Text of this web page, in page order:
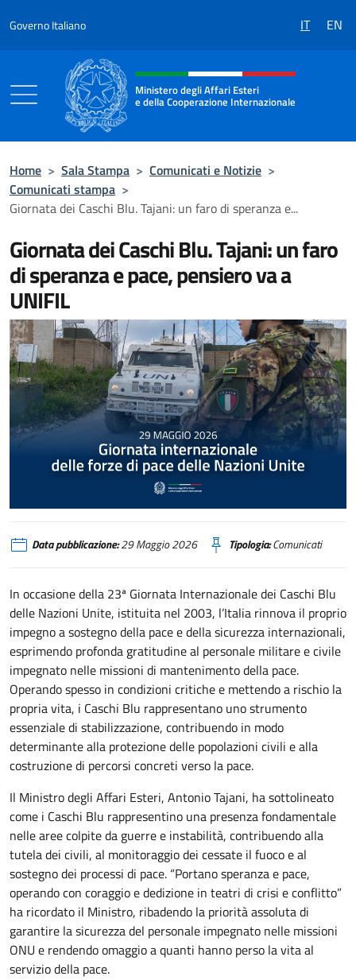
Governo Italiano IT EN
Intestazione sito, social e menù
Ministero degli Affari Esteri
e della Cooperazione Internazionale
Home > Sala Stampa > Comunicati e Notizie >
Comunicati stampa >
Giornata dei Caschi Blu. Tajani: un faro di speranza e...
Giornata dei Caschi Blu. Tajani: un faro
di speranza e pace, pensiero va a
UNIFIL
Giornata dei Caschi Blu
Data pubblicazione:29 Maggio 2026 Tipologia:Comunicati
In occasione della 23ª Giornata Internazionale dei Caschi Blu
delle Nazioni Unite, istituita nel 2003, l’Italia rinnova il proprio
impegno a sostegno della pace e della sicurezza internazionali,
esprimendo profonda gratitudine al personale militare e civile
impegnato nelle missioni di mantenimento della pace.
Operando spesso in condizioni critiche e mettendo a rischio la
propria vita, i Caschi Blu rappresentano uno strumento
essenziale di stabilizzazione, contribuendo in modo
determinante alla protezione delle popolazioni civili e alla
costruzione di percorsi concreti verso la pace.
Il Ministro degli Affari Esteri, Antonio Tajani, ha sottolineato
come i Caschi Blu rappresentino una presenza fondamentale
nelle aree colpite da guerre e instabilità, contribuendo alla
tutela dei civili, al monitoraggio dei cessate il fuoco e al
sostegno dei processi di pace. “Portano speranza e pace,
operando con coraggio e dedizione in teatri di crisi e conflitto”
ha ricordato il Ministro, ribadendo la priorità assoluta di
garantire la sicurezza del personale impegnato nelle missioni
ONU e rendendo omaggio a quanti hanno perso la vita al
servizio della pace.